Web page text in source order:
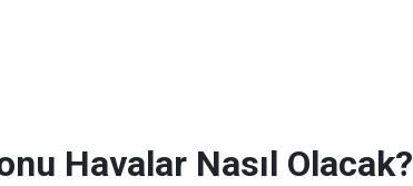
Havalar Nasıl Olacak?